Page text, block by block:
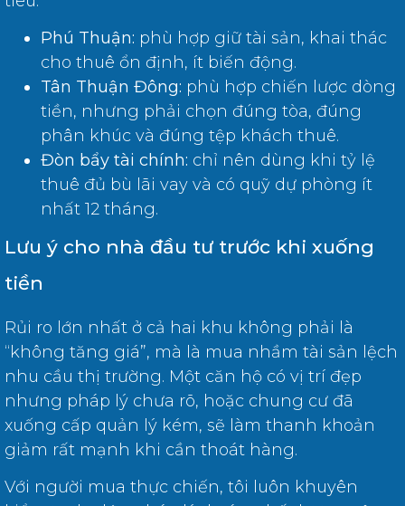
Phú Thuận: phù hợp giữ tài sản, khai thác
cho thuê ổn định, ít biến động.
Tân Thuận Đông: phù hợp chiến lược dòng
tiền, nhưng phải chọn đúng tòa, đúng
phân khúc và đúng tệp khách thuê.
Đòn bẩy tài chính: chỉ nên dùng khi tỷ lệ
thuê đủ bù lãi vay và có quỹ dự phòng ít
nhất 12 tháng.
Lưu ý cho nhà đầu tư trước khi xuống
tiền
Rủi ro lớn nhất ở cả hai khu không phải là
“không tăng giá”, mà là mua nhầm tài sản lệch
nhu cầu thị trường. Một căn hộ có vị trí đẹp
nhưng pháp lý chưa rõ, hoặc chung cư đã
xuống cấp quản lý kém, sẽ làm thanh khoản
giảm rất mạnh khi cần thoát hàng.
Với người mua thực chiến, tôi luôn khuyên